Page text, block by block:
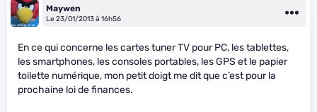
Maywen
Le 23/01/2013 à 16h56
En ce qui concerne les cartes tuner TV pour PC, les tablettes,
les smartphones, les consoles portables, les GPS et le papier
toilette numérique, mon petit doigt me dit que c’est pour la
prochaine loi de finances.